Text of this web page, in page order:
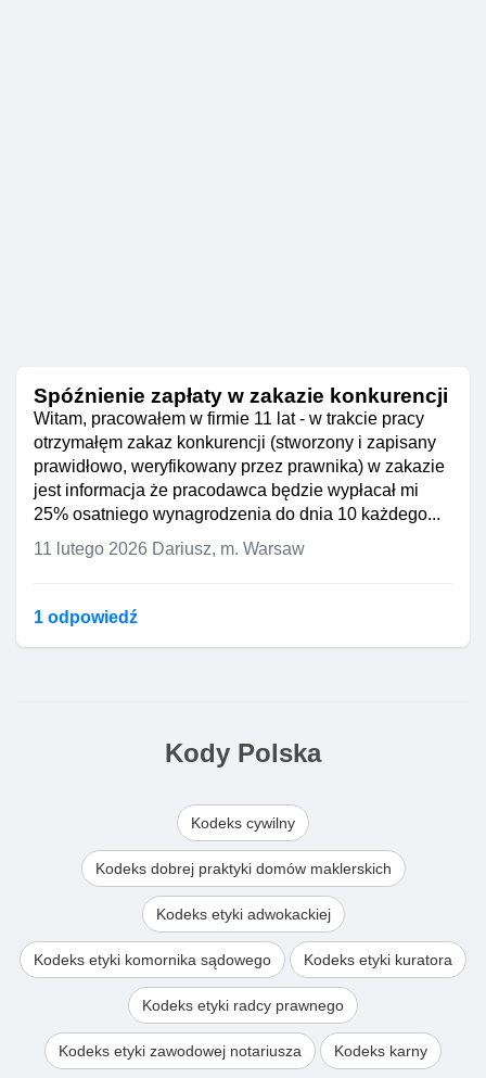
Spóźnienie zapłaty w zakazie konkurencji
Witam, pracowałem w firmie 11 lat - w trakcie pracy
otrzymałęm zakaz konkurencji (stworzony i zapisany
prawidłowo, weryfikowany przez prawnika) w zakazie
jest informacja że pracodawca będzie wypłacał mi
25% osatniego wynagrodzenia do dnia 10 każdego...
11 lutego 2026 Dariusz, m. Warsaw
1 odpowiedź
Kody Polska
Kodeks cywilny
Kodeks dobrej praktyki domów maklerskich
Kodeks etyki adwokackiej
Kodeks etyki komornika sądowego Kodeks etyki kuratora
Kodeks etyki radcy prawnego
Kodeks etyki zawodowej notariusza Kodeks karny